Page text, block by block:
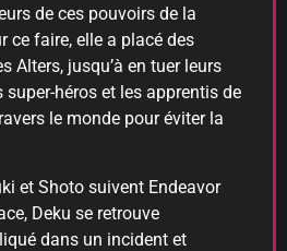
de ces pouvoirs de la
ce faire, elle a placé des
Alters, jusqu’à en tuer leurs
super-héros et les apprentis de
le monde pour éviter la
et Shoto suivent Endeavor
Deku se retrouve
dans un incident et